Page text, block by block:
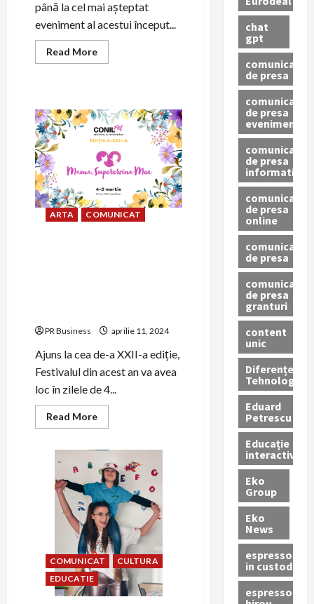
până la cel mai așteptat
eveniment al acestui început...
Read MoreRead
more
unește
forțele
pentru
CONIL
FEST,
Festivalul
Integrării
ARTA COMUNICAT
PR Business aprilie 11, 2024
Ajuns la cea de-a XXII-a ediție,
Festivalul din acest an va avea
loc în zilele de 4...
Read MoreRead
more
iși
unește
forțele
pentru
CONIL
FEST,
Festivalul
Integrarii,
Mama,
supereroina
mea!
Targul
Primaverii
COMUNICAT
CULTURA
EDUCATIE
chat
gpt
comunicat
de presa
comunicat
de presa
eveniment
comunicat
de presa
informativ
comunicat
de presa
online
comunicate
de presa
comunicate
de presa
granturi
content
unic
Diferențe
Tehnologice
Eduard
Petrescu
Educație
interactivă
Eko
Group
Eko
News
espressoare
in custodie
espressor